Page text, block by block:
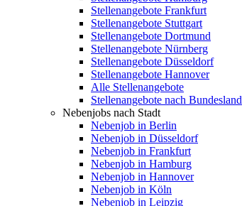
Stellenangebote Frankfurt
Stellenangebote Stuttgart
Stellenangebote Dortmund
Stellenangebote Nürnberg
Stellenangebote Düsseldorf
Stellenangebote Hannover
Alle Stellenangebote
Stellenangebote nach Bundesland
Nebenjobs nach Stadt
Nebenjob in Berlin
Nebenjob in Düsseldorf
Nebenjob in Frankfurt
Nebenjob in Hamburg
Nebenjob in Hannover
Nebenjob in Köln
Nebenjob in Leipzig